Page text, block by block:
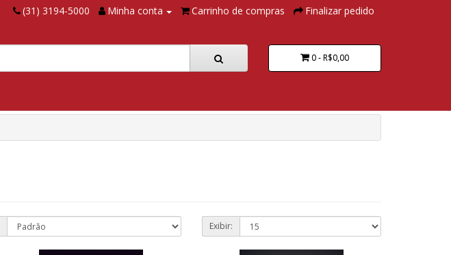
(31) 3194-5000 Minha conta Carrinho de compras Finalizar pedido
0 - R$0,00
Exibir: